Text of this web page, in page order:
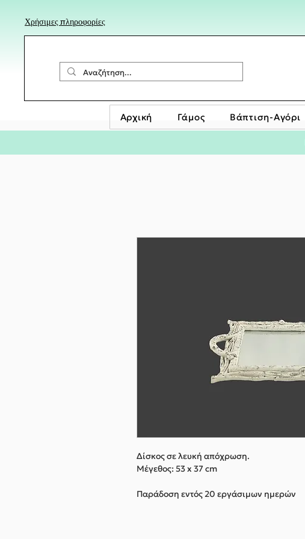
Χρήσιμες πληροφορίες
Αρχική Γάμος Βάπτιση-Αγόρι
Δίσκος σε λευκή απόχρωση.
Μέγεθος: 53 x 37 cm
Παράδοση εντός 20 εργάσιμων ημερών